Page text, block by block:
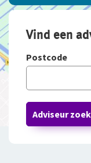
Vind een
Postcode
Adviseur